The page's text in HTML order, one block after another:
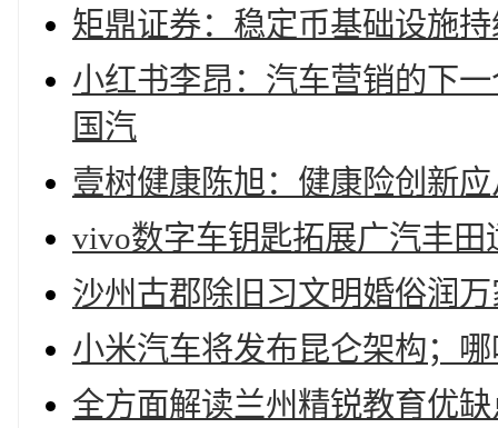
矩鼎证券：稳定币基础设施
小红书李昂：汽车营销的下
国汽
壹树健康陈旭：健康险创新
vivo数字车钥匙拓展广汽丰
沙州古郡除旧习文明婚俗润
小米汽车将发布昆仑架构；
全方面解读兰州精锐教育优